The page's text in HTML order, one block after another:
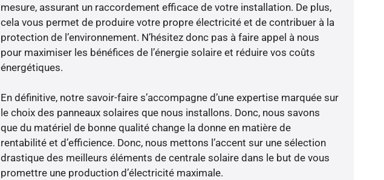
mesure, assurant un raccordement efficace de votre installation. De plus,
cela vous permet de produire votre propre électricité et de contribuer à la
protection de l’environnement. N’hésitez donc pas à faire appel à nous
pour maximiser les bénéfices de l’énergie solaire et réduire vos coûts
énergétiques.
En définitive, notre savoir-faire s’accompagne d’une expertise marquée sur
le choix des panneaux solaires que nous installons. Donc, nous savons
que du matériel de bonne qualité change la donne en matière de
rentabilité et d’efficience. Donc, nous mettons l’accent sur une sélection
drastique des meilleurs éléments de centrale solaire dans le but de vous
promettre une production d’électricité maximale.